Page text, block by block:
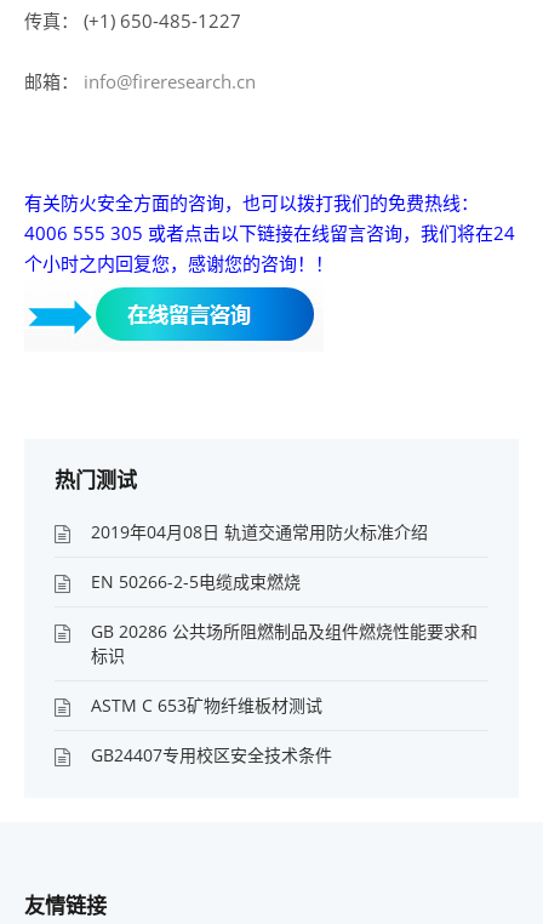
传真： (+1) 650-485-1227
邮箱： info@fireresearch.cn
有关防火安全方面的咨询，也可以拨打我们的免费热线：
4006 555 305 或者点击以下链接在线留言咨询，我们将在24
个小时之内回复您，感谢您的咨询！！
热门测试
2019年04月08日 轨道交通常用防火标准介绍
EN 50266-2-5电缆成束燃烧
GB 20286 公共场所阻燃制品及组件燃烧性能要求和
标识
ASTM C 653矿物纤维板材测试
GB24407专用校区安全技术条件
友情链接